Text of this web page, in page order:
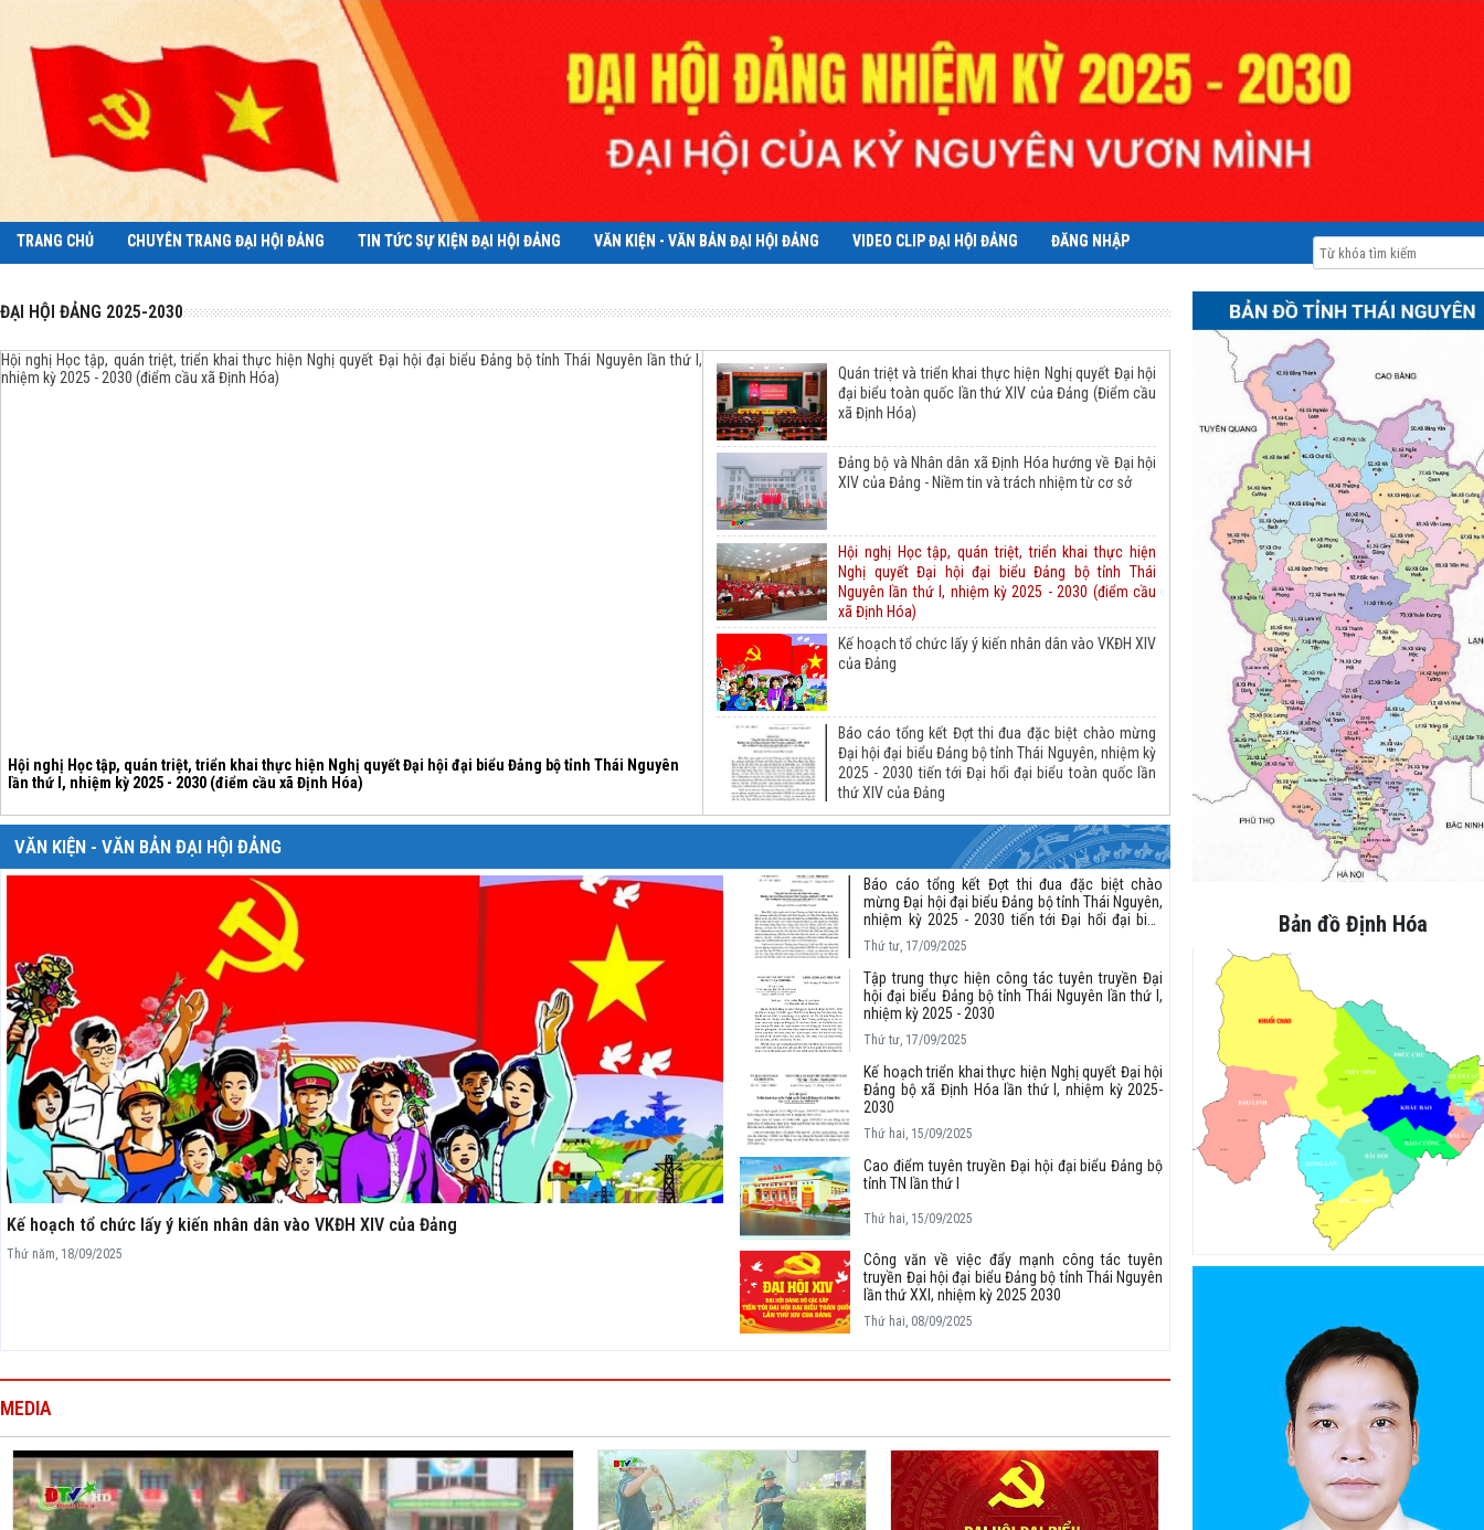
TRANG CHỦ CHUYÊN TRANG ĐẠI HỘI ĐẢNG TIN TỨC SỰ KIỆN ĐẠI HỘI ĐẢNG VĂN KIỆN - VĂN BẢN ĐẠI HỘI ĐẢNG VIDEO CLIP ĐẠI HỘI ĐẢNG ĐĂNG NHẬP
ĐẠI HỘI ĐẢNG 2025-2030
Hội nghị Học tập, quán triệt, triển khai thực hiện Nghị quyết Đại hội đại biểu Đảng bộ tỉnh Thái Nguyên lần thứ I,
nhiệm kỳ 2025 - 2030 (điểm cầu xã Định Hóa)
Hội nghị Học tập, quán triệt, triển khai thực hiện Nghị quyết Đại hội đại biểu Đảng bộ tỉnh Thái Nguyên
lần thứ I, nhiệm kỳ 2025 - 2030 (điểm cầu xã Định Hóa)
Quán triệt và triển khai thực hiện Nghị quyết Đại hội
đại biểu toàn quốc lần thứ XIV của Đảng (Điểm cầu
xã Định Hóa)
Đảng bộ và Nhân dân xã Định Hóa hướng về Đại hội
XIV của Đảng - Niềm tin và trách nhiệm từ cơ sở
Hội nghị Học tập, quán triệt, triển khai thực hiện
Nghị quyết Đại hội đại biểu Đảng bộ tỉnh Thái
Nguyên lần thứ I, nhiệm kỳ 2025 - 2030 (điểm cầu
xã Định Hóa)
Kế hoạch tổ chức lấy ý kiến nhân dân vào VKĐH XIV
của Đảng
Báo cáo tổng kết Đợt thi đua đặc biệt chào mừng
Đại hội đại biểu Đảng bộ tỉnh Thái Nguyên, nhiệm kỳ
2025 - 2030 tiến tới Đại hổi đại biểu toàn quốc lần
thứ XIV của Đảng
VĂN KIỆN - VĂN BẢN ĐẠI HỘI ĐẢNG
Kế hoạch tổ chức lấy ý kiến nhân dân vào VKĐH XIV của Đảng
Thứ năm, 18/09/2025
Báo cáo tổng kết Đợt thi đua đặc biệt chào
mừng Đại hội đại biểu Đảng bộ tỉnh Thái Nguyên,
nhiệm kỳ 2025 - 2030 tiến tới Đại hổi đại biểu
toàn quốc lần thứ XIV của Đảng
Thứ tư, 17/09/2025
Tập trung thực hiện công tác tuyên truyền Đại
hội đại biểu Đảng bộ tỉnh Thái Nguyên lần thứ I,
nhiệm kỳ 2025 - 2030
Thứ tư, 17/09/2025
Kế hoạch triển khai thực hiện Nghị quyết Đại hội
Đảng bộ xã Định Hóa lần thứ I, nhiệm kỳ 2025-
2030
Thứ hai, 15/09/2025
Cao điểm tuyên truyền Đại hội đại biểu Đảng bộ
tỉnh TN lần thứ I
Thứ hai, 15/09/2025
Công văn về việc đẩy mạnh công tác tuyên
truyền Đại hội đại biểu Đảng bộ tỉnh Thái Nguyên
lần thứ XXI, nhiệm kỳ 2025 2030
Thứ hai, 08/09/2025
MEDIA
Bản đồ Định Hóa